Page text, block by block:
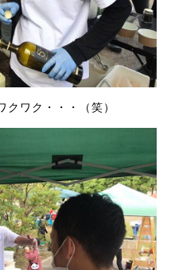
ワク・・・（笑）